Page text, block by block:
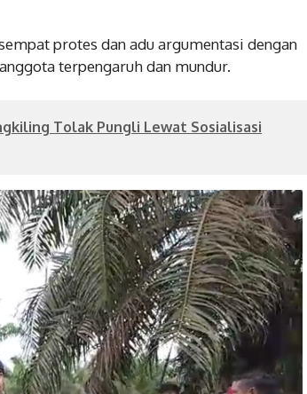
protes dan adu argumentasi dengan
terpengaruh dan mundur.
Tolak Pungli Lewat Sosialisasi